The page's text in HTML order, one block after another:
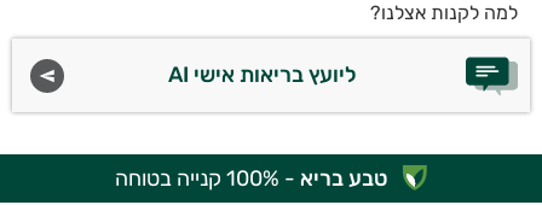
למה לקנות אצלנו?
ליועץ בריאות אישי AI
טבע בריא - 100% קנייה בטוחה